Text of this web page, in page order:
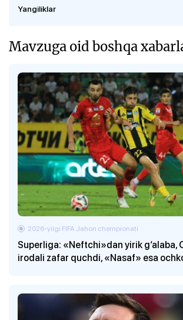
Yangiliklar
Mavzuga oid boshqa
Superliga: «Neftchi»dan yirik g‘alaba,
irodali zafar quchdi, «Nasaf» esa
2026-yilgi FIFA Jahon chempionati